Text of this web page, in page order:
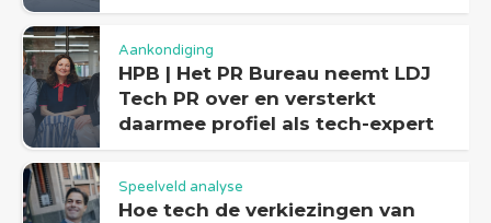
Aankondiging
HPB | Het PR Bureau neemt LDJ
Tech PR over en versterkt
daarmee profiel als tech-expert
Speelveld analyse
Hoe tech de verkiezingen van